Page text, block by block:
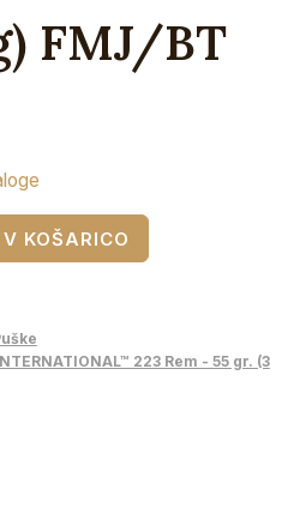
FMJ/BT
KOŠARICO
223 Rem - 55 gr. (3